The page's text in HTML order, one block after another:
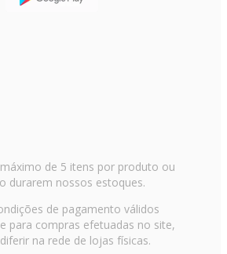
de 5 itens por produto ou
durarem nossos estoques.
de pagamento válidos
para compras efetuadas no site,
na rede de lojas físicas.